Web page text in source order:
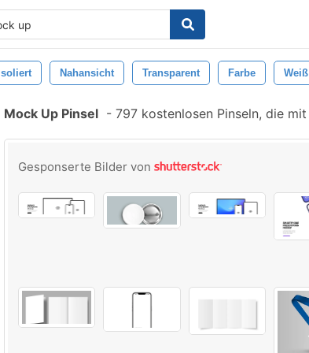
Isoliert Nahansicht Transparent Farbe Weiß
Mock Up Pinsel - 797 kostenlosen Pinseln, die mit
Gesponserte Bilder von